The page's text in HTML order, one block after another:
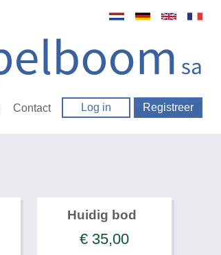
Contact Log in Registreer
Huidig bod
€ 35,00